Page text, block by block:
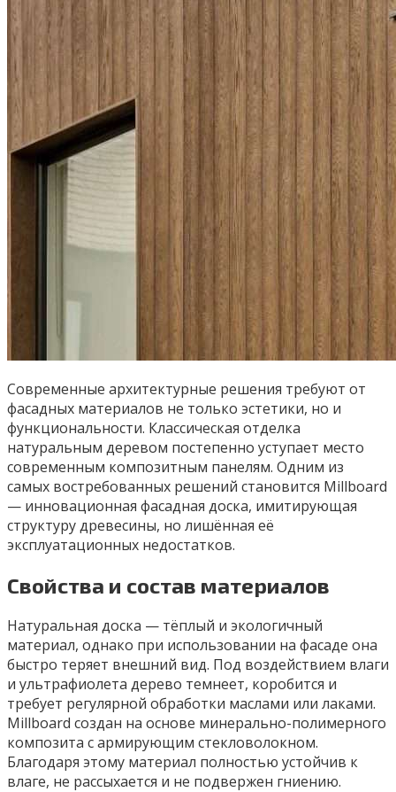
Современные архитектурные решения требуют от
фасадных материалов не только эстетики, но и
функциональности. Классическая отделка
натуральным деревом постепенно уступает место
современным композитным панелям. Одним из
самых востребованных решений становится Millboard
— инновационная фасадная доска, имитирующая
структуру древесины, но лишённая её
эксплуатационных недостатков.
Свойства и состав материалов
Натуральная доска — тёплый и экологичный
материал, однако при использовании на фасаде она
быстро теряет внешний вид. Под воздействием влаги
и ультрафиолета дерево темнеет, коробится и
требует регулярной обработки маслами или лаками.
Millboard создан на основе минерально-полимерного
композита с армирующим стекловолокном.
Благодаря этому материал полностью устойчив к
влаге, не рассыхается и не подвержен гниению.